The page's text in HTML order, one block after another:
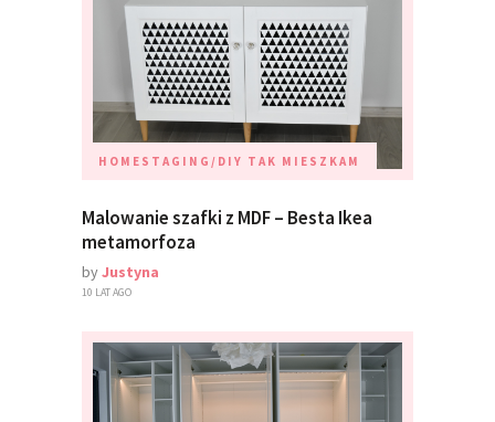
HOMESTAGING/DIY TAK MIESZKAM
Malowanie szafki z MDF – Besta Ikea
metamorfoza
byJustyna
10 LAT AGO